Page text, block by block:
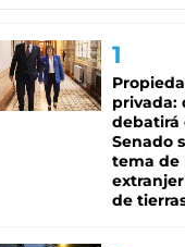
privada:
debatirá
Senado
tema de
de